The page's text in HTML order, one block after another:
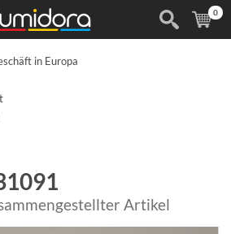
(
0
in Europa
Artikel